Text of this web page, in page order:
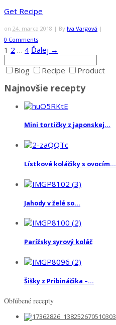
Get Recipe
on 24. marca 2018 | By Iva Vargová |
0 Comments
1 2 … 4 Ďalej →
Blog Recipe Product
Najnovšie recepty
Mini tortičky z japonskej...
Lístkové koláčiky s ovocím...
Jahody v želé so...
Parížsky syrový koláč
Šišky z Pribináčika –...
Obľúbené recepty